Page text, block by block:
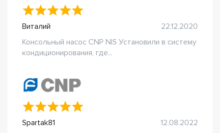
Виталий
22.12.2020
Консольный насос CNP NIS Установили в систему
кондиционирования, где...
Spartak81
12.08.2022